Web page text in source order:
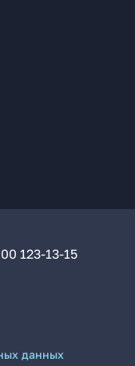
123-13-15
данных